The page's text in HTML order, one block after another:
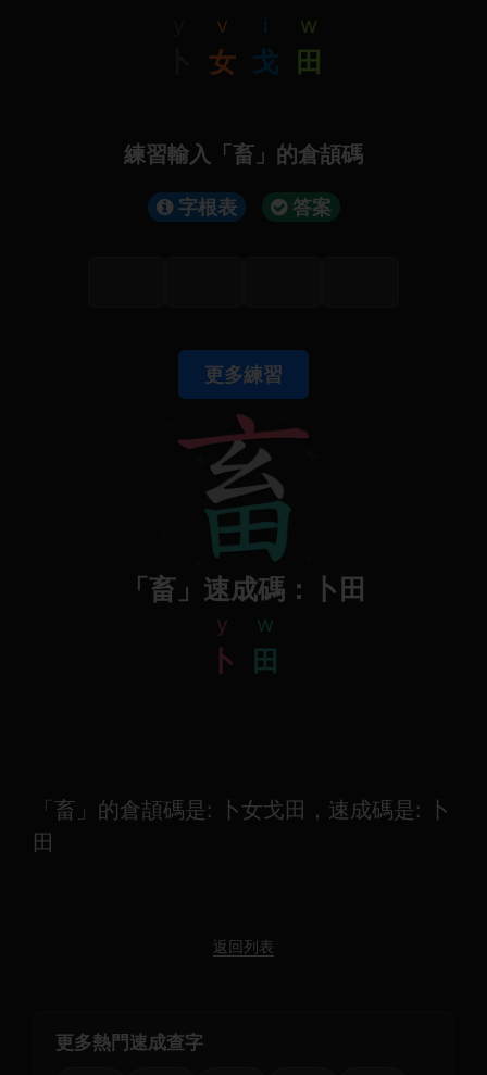
v
女
i
戈
w
田
練習輸入「畜」的倉頡碼
字根表 答案
更多練習
「畜」速成碼：卜田
y
卜
w
田
「畜」的倉頡碼是: 卜女戈田，速成碼是: 卜
田
返回列表
更多熱門速成查字